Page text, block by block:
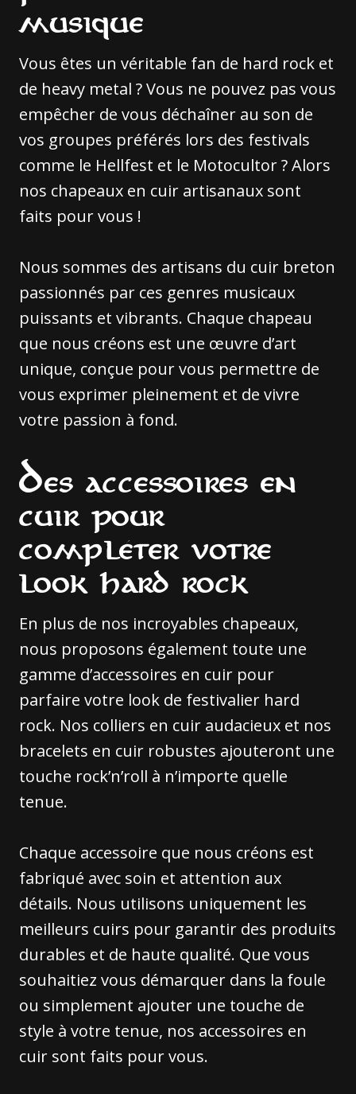
musique
Vous êtes un véritable fan de hard rock et
de heavy metal ? Vous ne pouvez pas vous
empêcher de vous déchaîner au son de
vos groupes préférés lors des festivals
comme le Hellfest et le Motocultor ? Alors
nos chapeaux en cuir artisanaux sont
faits pour vous !
Nous sommes des artisans du cuir breton
passionnés par ces genres musicaux
puissants et vibrants. Chaque chapeau
que nous créons est une œuvre d’art
unique, conçue pour vous permettre de
vous exprimer pleinement et de vivre
votre passion à fond.
Des accessoires en
cuir pour
compléter votre
look hard rock
En plus de nos incroyables chapeaux,
nous proposons également toute une
gamme d’accessoires en cuir pour
parfaire votre look de festivalier hard
rock. Nos colliers en cuir audacieux et nos
bracelets en cuir robustes ajouteront une
touche rock’n’roll à n’importe quelle
tenue.
Chaque accessoire que nous créons est
fabriqué avec soin et attention aux
détails. Nous utilisons uniquement les
meilleurs cuirs pour garantir des produits
durables et de haute qualité. Que vous
souhaitiez vous démarquer dans la foule
ou simplement ajouter une touche de
style à votre tenue, nos accessoires en
cuir sont faits pour vous.